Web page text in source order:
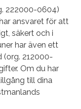
222000-0604)
ansvaret för att
säkert och i
har även ett
(org. 212000-
Om du har
till dina